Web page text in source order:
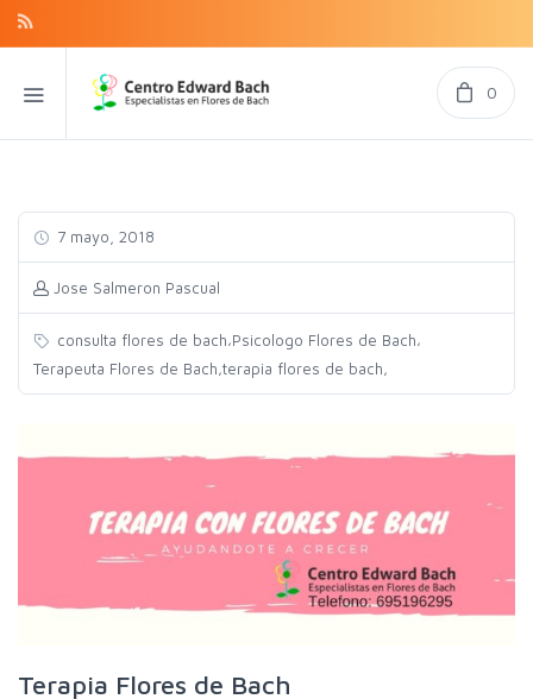
0
7 mayo, 2018
Jose Salmeron Pascual
consulta flores de bach,Psicologo Flores de Bach,
Terapeuta Flores de Bach terapia flores de bach
Terapia Flores de Bach